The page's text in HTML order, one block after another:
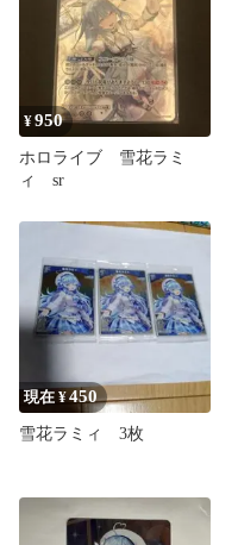
¥950
ホロライブ 雪花ラミ
ィ sr
現在 ¥450
雪花ラミィ 3枚